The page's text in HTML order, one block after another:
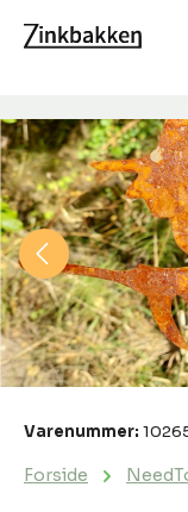
Spring over
Forside
Varenummer: